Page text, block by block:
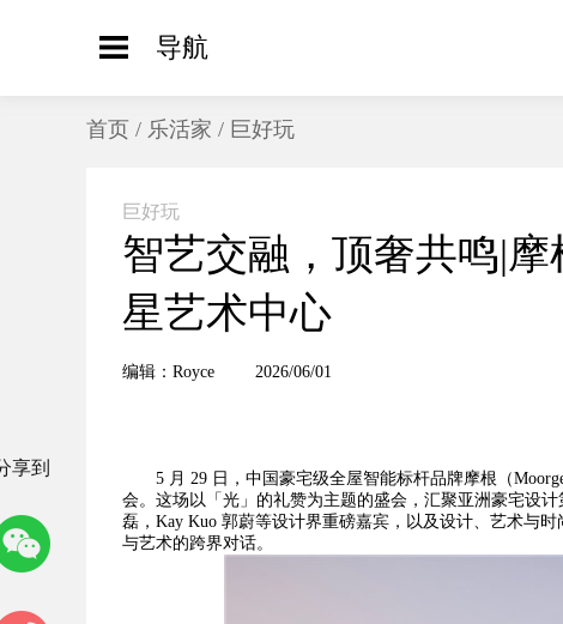
导航
首页 / 乐活家 / 巨好玩
巨好玩
智艺交融，顶奢共鸣|
星艺术中心
编辑：Royce 2026/06/01
5 月 29 日，中国豪宅级全屋智能标杆品牌摩根（
会。这场以「光」的礼赞为主题的盛会，汇聚亚洲豪宅设
磊，Kay Kuo 郭蔚等设计界重磅嘉宾，以及设计、艺术与
与艺术的跨界对话。
享到